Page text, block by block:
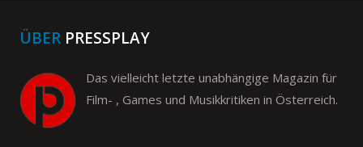
ÜBER PRESSPLAY
Das vielleicht letzte unabhängige Magazin für
Film- , Games und Musikkritiken in Österreich.